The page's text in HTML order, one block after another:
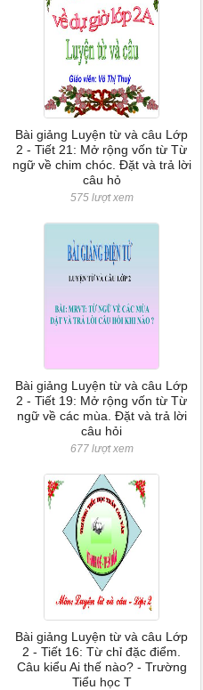
Bài giảng Luyện từ và câu Lớp
2 - Tiết 21: Mở rộng vốn từ Từ
ngữ về chim chóc. Đặt và trả lời
câu hỏ
575 lượt xem
Bài giảng Luyện từ và câu Lớp
2 - Tiết 19: Mở rộng vốn từ Từ
ngữ về các mùa. Đặt và trả lời
câu hỏi
677 lượt xem
Bài giảng Luyện từ và câu Lớp
2 - Tiết 16: Từ chỉ đặc điểm.
Câu kiểu Ai thế nào? - Trường
Tiểu học T